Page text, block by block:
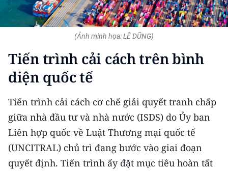
KIỂM CHỨNG THÔNG TIN
TRI THỨC CHUYÊN SÂU
54 DÂN TỘC VIỆT NAM
MỘT SẢN PHẨM
RADIO
MEDIA CENTER
(Ảnh minh họa: LÊ DŨNG)
Tiến trình cải cách trên bình
diện quốc tế
Tiến trình cải cách cơ chế giải quyết tranh chấp
giữa nhà đầu tư và nhà nước (ISDS) do Ủy ban
Liên hợp quốc về Luật Thương mại quốc tế
(UNCITRAL) chủ trì đang bước vào giai đoạn
quyết định. Tiến trình ấy đặt mục tiêu hoàn tất